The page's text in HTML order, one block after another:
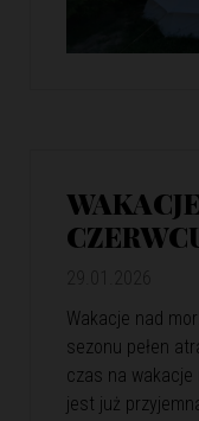
Wakacje nad
sezonu pełen
czas na wakacje
jest już